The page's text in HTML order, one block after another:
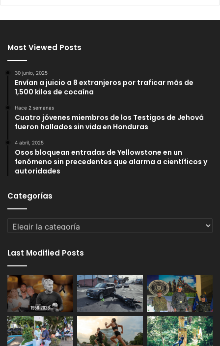
Most Viewed Posts
30 junio, 2025
Envían a juicio a 8 extranjeros por traficar más de
1,500 kilos de cocaína
Hace 2 semanas
Cuatro jóvenes miembros de los Testigos de Jehová
fueron hallados sin vida en Honduras
4 abril, 2025
Osos bloquean entradas de Yellowstone en un
fenómeno sin precedentes que alarma a científicos y
autoridades
Categorías
Categorías
Last Modified Posts